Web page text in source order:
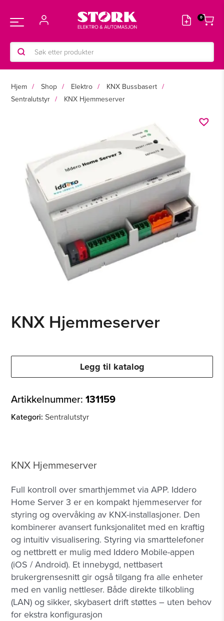
rett
innholdet
Main
Menu
Products
search
Hjem Shop Elektro
KNX Bussbasert
Sentralutstyr
KNX Hjemmeserver
KNX Hjemmeserver
Legg til katalog
Artikkelnummer:131159
Kategori:Sentralutstyr
KNX Hjemmeserver
Full kontroll over smarthjemmet via APP. Iddero
Home Server 3 er en kompakt hjemmeserver for
styring og overvåking av KNX-installasjoner. Den
kombinerer avansert funksjonalitet med en kraftig
og intuitiv visualisering. Styring via smarttelefoner
og nettbrett er mulig med Iddero Mobile-appen
(iOS / Android). Et innebygd, nettbasert
brukergrensesnitt gir også tilgang fra alle enheter
med en vanlig nettleser. Både direkte tilkobling
(LAN) og sikker, skybasert drift støttes – uten behov
for ekstra konfigurasjon